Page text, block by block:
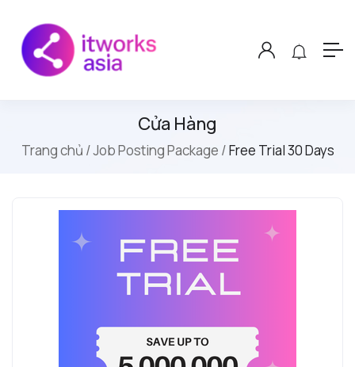
Cửa Hàng
Trang chủ Job Posting Package Free Trial 30 Days